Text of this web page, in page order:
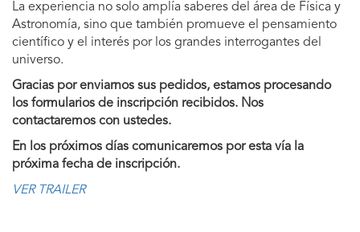
La experiencia no solo amplía saberes del área de Física y
Astronomía, sino que también promueve el pensamiento
científico y el interés por los grandes interrogantes del
universo.
Gracias por enviarnos sus pedidos, estamos procesando
los formularios de inscripción recibidos. Nos
contactaremos con ustedes.
En los próximos días comunicaremos por esta vía la
próxima fecha de inscripción.
VER TRAILER